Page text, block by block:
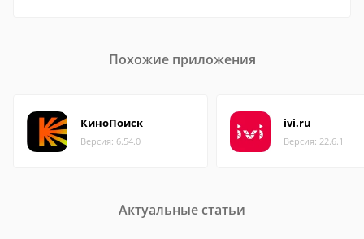
Похожие приложения
КиноПоиск
Версия: 6.54.0
ivi.ru
Версия: 22.6.1
Актуальные статьи